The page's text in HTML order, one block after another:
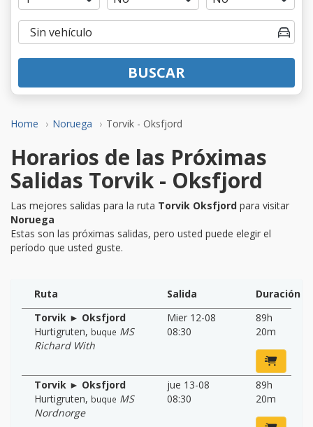
Home Noruega Torvik - Oksfjord
BUSCAR
Horarios de las Próximas
Salidas Torvik - Oksfjord
Las mejores salidas para la ruta Torvik Oksfjord para visitar
Noruega
Estas son las próximas salidas, pero usted puede elegir el
período que usted guste.
Ruta Salida
Duración
Torvik ► Oksfjord
Hurtigruten, buque MS
Richard With
Mier 12-08
08:30
89h
20m
Torvik ► Oksfjord
Hurtigruten, buque MS
Nordnorge
jue 13-08
08:30
89h
20m